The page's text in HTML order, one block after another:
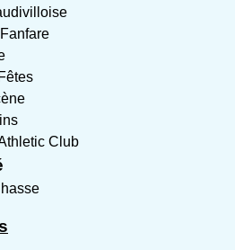
Club